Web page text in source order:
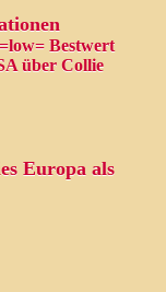
Bestwert
über Collie
Europa als